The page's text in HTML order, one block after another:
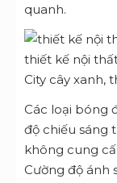
quanh.
Các loại bóng
độ chiếu sáng
không cung
Cường độ ánh